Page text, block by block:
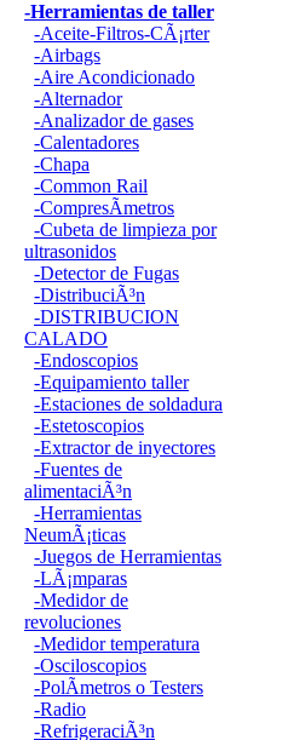
-Herramientas de taller
-Aceite-Filtros-CÃ¡rter
-Airbags
-Aire Acondicionado
-Alternador
-Analizador de gases
-Calentadores
-Chapa
-Common Rail
-CompresÃ­metros
-Cubeta de limpieza por
ultrasonidos
-Detector de Fugas
-DistribuciÃ³n
-DISTRIBUCION
CALADO
-Endoscopios
-Equipamiento taller
-Estaciones de soldadura
-Estetoscopios
-Extractor de inyectores
-Fuentes de
alimentaciÃ³n
-Herramientas
NeumÃ¡ticas
-Juegos de Herramientas
-LÃ¡mparas
-Medidor de
revoluciones
-Medidor temperatura
-Osciloscopios
-PolÃ­metros o Testers
-Radio
-RefrigeraciÃ³n